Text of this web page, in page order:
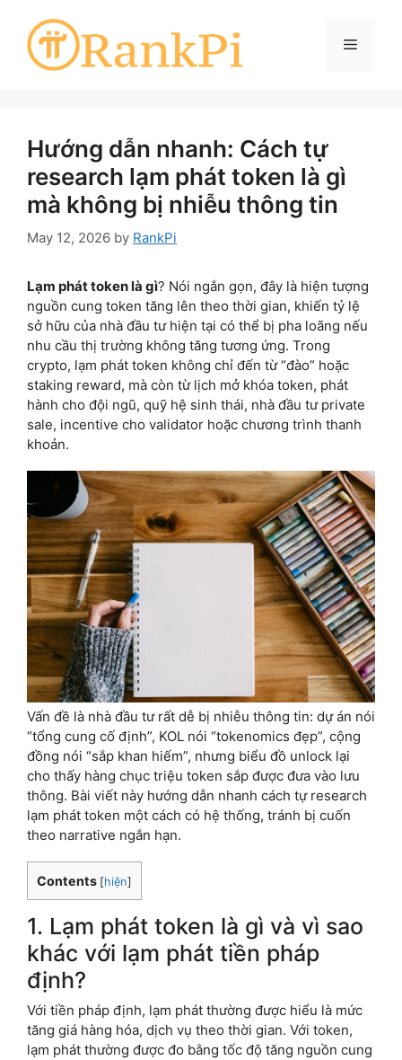
content
Menu
Hướng dẫn nhanh: Cách tự
research lạm phát token là gì
mà không bị nhiễu thông tin
May 12, 2026 by RankPi
Lạm phát token là gì? Nói ngắn gọn, đây là hiện tượng
nguồn cung token tăng lên theo thời gian, khiến tỷ lệ
sở hữu của nhà đầu tư hiện tại có thể bị pha loãng nếu
nhu cầu thị trường không tăng tương ứng. Trong
crypto, lạm phát token không chỉ đến từ “đào” hoặc
staking reward, mà còn từ lịch mở khóa token, phát
hành cho đội ngũ, quỹ hệ sinh thái, nhà đầu tư private
sale, incentive cho validator hoặc chương trình thanh
khoản.
Vấn đề là nhà đầu tư rất dễ bị nhiễu thông tin: dự án nói
“tổng cung cố định”, KOL nói “tokenomics đẹp”, cộng
đồng nói “sắp khan hiếm”, nhưng biểu đồ unlock lại
cho thấy hàng chục triệu token sắp được đưa vào lưu
thông. Bài viết này hướng dẫn nhanh cách tự research
lạm phát token một cách có hệ thống, tránh bị cuốn
theo narrative ngắn hạn.
Contents [hiện]
1. Lạm phát token là gì và vì sao
khác với lạm phát tiền pháp
định?
Với tiền pháp định, lạm phát thường được hiểu là mức
tăng giá hàng hóa, dịch vụ theo thời gian. Với token,
lạm phát thường được đo bằng tốc độ tăng nguồn cung